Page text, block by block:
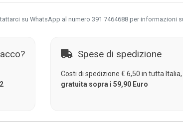
su WhatsApp al numero 391 7464688 per informazioni
Spese di spedizione
Costi di spedizione € 6,50 in tutta Italia,
gratuita sopra i 59,90 Euro